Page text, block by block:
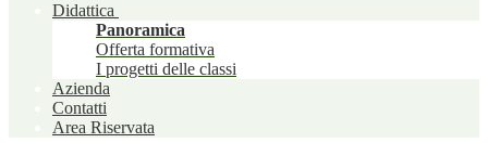
Didattica
Panoramica
Offerta formativa
I progetti delle classi
Azienda
Contatti
Area Riservata